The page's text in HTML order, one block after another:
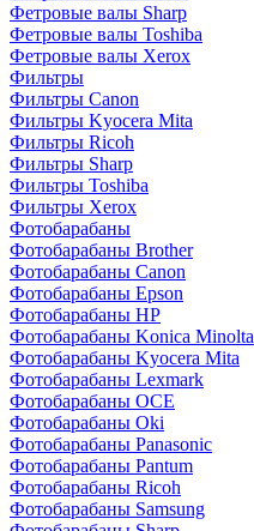
Фетровые валы Sharp
Фетровые валы Toshiba
Фетровые валы Xerox
Фильтры
Фильтры Canon
Фильтры Kyocera Mita
Фильтры Ricoh
Фильтры Sharp
Фильтры Toshiba
Фильтры Xerox
Фотобарабаны
Фотобарабаны Brother
Фотобарабаны Canon
Фотобарабаны Epson
Фотобарабаны HP
Фотобарабаны Konica Minolta
Фотобарабаны Kyocera Mita
Фотобарабаны Lexmark
Фотобарабаны OCE
Фотобарабаны Oki
Фотобарабаны Panasonic
Фотобарабаны Pantum
Фотобарабаны Ricoh
Фотобарабаны Samsung